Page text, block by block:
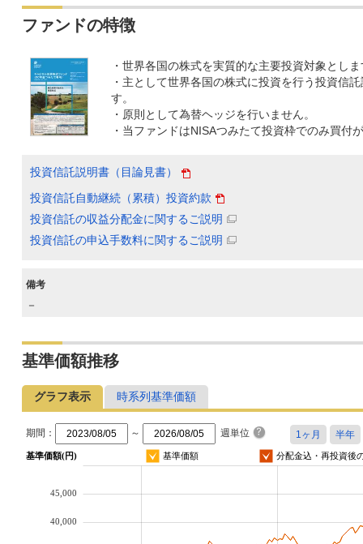
ファンドの特徴
・世界各国の株式を実質的な主要投資対象としま
・主として世界各国の株式に投資を行う投資信
す。
・原則として為替ヘッジを行いません。
・当ファンドはNISAつみたて投資枠でのみ買付
投資信託説明書（目論見書）
投資信託自動継続（累積）投資約款
投資信託の収益分配金に関するご説明
投資信託の申込手数料に関するご説明
備考
－
基準価額推移
グラフ表示 時系列基準価額
期間： ～ 週単位
基準価額(円) 基準価額 分配金込・再投資後
40,000
45,000